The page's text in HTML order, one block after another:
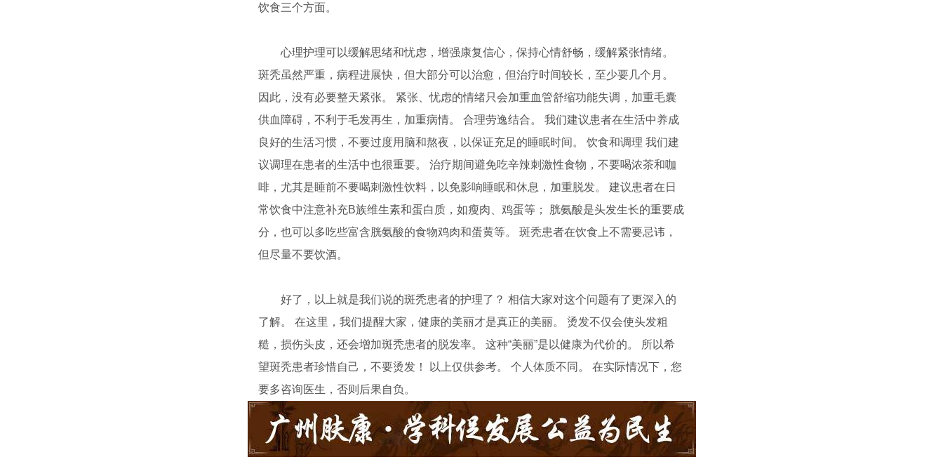
饮食三个方面。
心理护理可以缓解思绪和忧虑，增强康复信心，保持心情舒畅，缓解紧张情绪。
斑秃虽然严重，病程进展快，但大部分可以治愈，但治疗时间较长，至少要几个月。
因此，没有必要整天紧张。 紧张、忧虑的情绪只会加重血管舒缩功能失调，加重毛囊
供血障碍，不利于毛发再生，加重病情。 合理劳逸结合。 我们建议患者在生活中养成
良好的生活习惯，不要过度用脑和熬夜，以保证充足的睡眠时间。 饮食和调理 我们建
议调理在患者的生活中也很重要。 治疗期间避免吃辛辣刺激性食物，不要喝浓茶和咖
啡，尤其是睡前不要喝刺激性饮料，以免影响睡眠和休息，加重脱发。 建议患者在日
常饮食中注意补充B族维生素和蛋白质，如瘦肉、鸡蛋等； 胱氨酸是头发生长的重要成
分，也可以多吃些富含胱氨酸的食物鸡肉和蛋黄等。 斑秃患者在饮食上不需要忌讳，
但尽量不要饮酒。
好了，以上就是我们说的斑秃患者的护理了？ 相信大家对这个问题有了更深入的
了解。 在这里，我们提醒大家，健康的美丽才是真正的美丽。 烫发不仅会使头发粗
糙，损伤头皮，还会增加斑秃患者的脱发率。 这种“美丽”是以健康为代价的。 所以希
望斑秃患者珍惜自己，不要烫发！ 以上仅供参考。 个人体质不同。 在实际情况下，您
要多咨询医生，否则后果自负。